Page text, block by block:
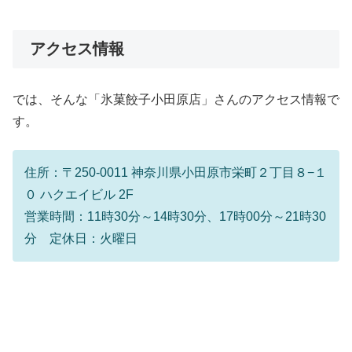
アクセス情報
では、そんな「氷菓餃子小田原店」さんのアクセス情報で
す。
住所：〒250-0011 神奈川県小田原市栄町２丁目８−１
０ ハクエイビル 2F
営業時間：11時30分～14時30分、17時00分～21時30
分 定休日：火曜日